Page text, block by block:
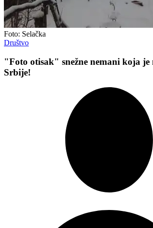
Foto: Selačka
Društvo
"Foto otisak" snežne nemani koja je
Srbije!